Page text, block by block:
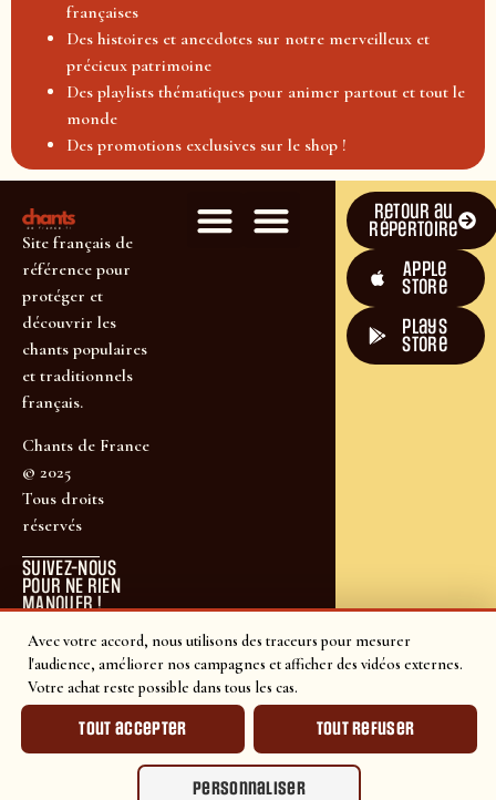
Avec votre accord, nous utilisons des traceurs pour mesurer
l'audience, améliorer nos campagnes et afficher des vidéos externes.
Votre achat reste possible dans tous les cas.
Tout accepter Tout refuser
Personnaliser
françaises
Des histoires et anecdotes sur notre merveilleux et
précieux patrimoine
Des playlists thématiques pour animer partout et tout le
monde
Des promotions exclusives sur le shop !
Site français de
référence pour
protéger et
découvrir les
chants populaires
et traditionnels
français.
Chants de France
© 2025
Tous droits
réservés
SUIVEZ-NOUS
POUR NE RIEN
MANQUER !
Retour au
répertoire
Apple
Store
plays
store